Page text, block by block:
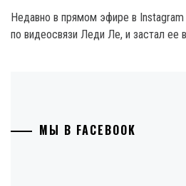
Недавно в прямом эфире в
по видеосвязи Леди Ле, и застал ее
МЫ В FACEBOOK